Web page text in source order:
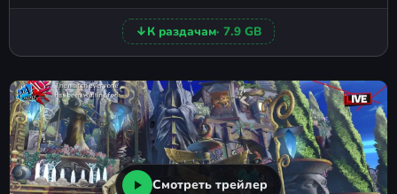
↓К раздачам· 7.9 GB
Смотреть трейлер